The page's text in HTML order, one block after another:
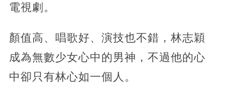
電視劇。
顏值高、唱歌好、演技也不錯，林志穎
成為無數少女心中的男神，不過他的心
中卻只有林心如一個人。